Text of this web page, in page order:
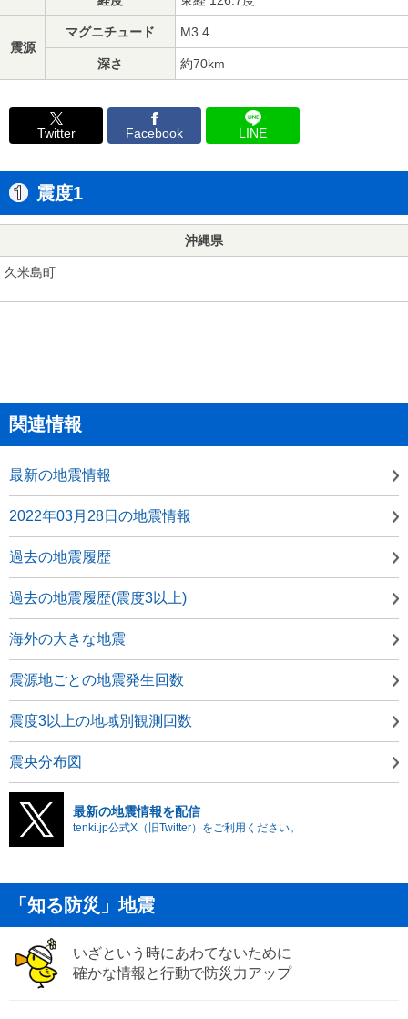
震源
マグニチュード M3.4
深さ 約70km
Twitter Facebook LINE
震度1
沖縄県
久米島町
関連情報
最新の地震情報
2022年03月28日の地震情報
過去の地震履歴
過去の地震履歴(震度3以上)
海外の大きな地震
震源地ごとの地震発生回数
震度3以上の地域別観測回数
震央分布図
最新の地震情報を配信
tenki.jp公式X（旧Twitter）をご利用ください。
「知る防災」地震
いざという時にあわてないために
確かな情報と行動で防災力アップ